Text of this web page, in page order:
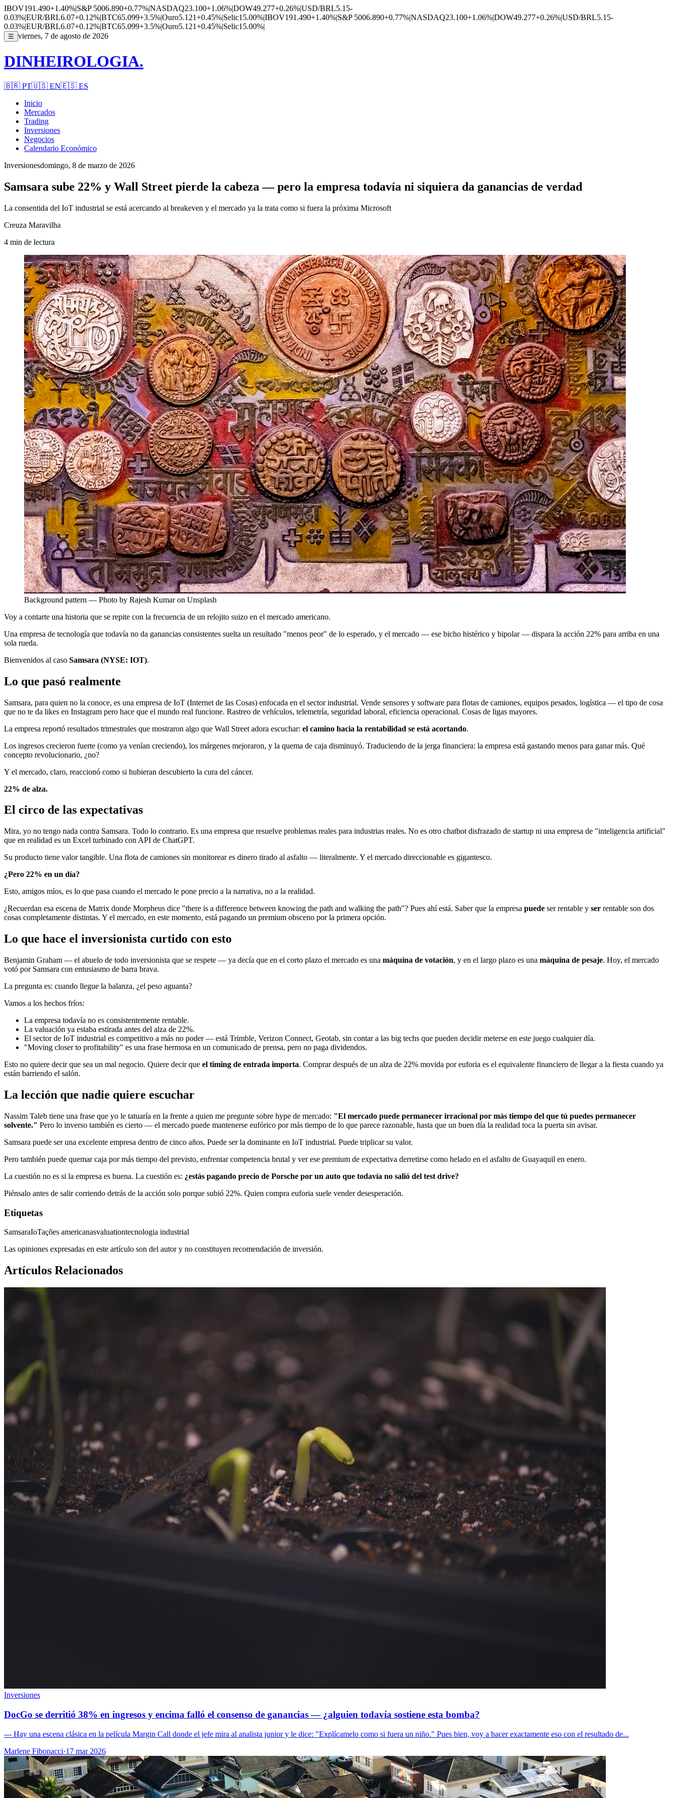
IBOV191.490+1.40%|S&P 5006.890+0.77%|NASDAQ23.100+1.06%|DOW49.277+0.26%|USD/BRL5.15-
0.03%|EUR/BRL6.07+0.12%|BTC65.099+3.5%|Ouro5.121+0.45%|Selic15.00%|IBOV191.490+1.40%|S&P 5006.890+0.77%|NASDAQ23.100+1.06%|DOW49.277+0.26%|USD/BRL5.15-
0.03%|EUR/BRL6.07+0.12%|BTC65.099+3.5%|Ouro5.121+0.45%|Selic15.00%|
☰ viernes, 7 de agosto de 2026
DINHEIROLOGIA.
🇧🇷 PT🇺🇸 EN🇪🇸 ES
Inicio
Mercados
Trading
Inversiones
Negocios
Calendario Económico
Inversionesdomingo, 8 de marzo de 2026
Samsara sube 22% y Wall Street pierde la cabeza — pero la empresa todavía ni siquiera da ganancias de verdad
La consentida del IoT industrial se está acercando al breakeven y el mercado ya la trata como si fuera la próxima Microsoft
Creuza Maravilha
4 min de lectura
Background pattern — Photo by Rajesh Kumar on Unsplash
Voy a contarte una historia que se repite con la frecuencia de un relojito suizo en el mercado americano.
Una empresa de tecnología que todavía no da ganancias consistentes suelta un resultado "menos peor" de lo esperado, y el mercado — ese bicho histérico y bipolar — dispara la acción 22% para arriba en una
sola rueda.
Bienvenidos al caso Samsara (NYSE: IOT).
Lo que pasó realmente
Samsara, para quien no la conoce, es una empresa de IoT (Internet de las Cosas) enfocada en el sector industrial. Vende sensores y software para flotas de camiones, equipos pesados, logística — el tipo de cosa
que no te da likes en Instagram pero hace que el mundo real funcione. Rastreo de vehículos, telemetría, seguridad laboral, eficiencia operacional. Cosas de ligas mayores.
La empresa reportó resultados trimestrales que mostraron algo que Wall Street adora escuchar: el camino hacia la rentabilidad se está acortando.
Los ingresos crecieron fuerte (como ya venían creciendo), los márgenes mejoraron, y la quema de caja disminuyó. Traduciendo de la jerga financiera: la empresa está gastando menos para ganar más. Qué
concepto revolucionario, ¿no?
Y el mercado, claro, reaccionó como si hubieran descubierto la cura del cáncer.
22% de alza.
El circo de las expectativas
Mira, yo no tengo nada contra Samsara. Todo lo contrario. Es una empresa que resuelve problemas reales para industrias reales. No es otro chatbot disfrazado de startup ni una empresa de "inteligencia artificial"
que en realidad es un Excel turbinado con API de ChatGPT.
Su producto tiene valor tangible. Una flota de camiones sin monitorear es dinero tirado al asfalto — literalmente. Y el mercado direccionable es gigantesco.
¿Pero 22% en un día?
Esto, amigos míos, es lo que pasa cuando el mercado le pone precio a la narrativa, no a la realidad.
¿Recuerdan esa escena de Matrix donde Morpheus dice "there is a difference between knowing the path and walking the path"? Pues ahí está. Saber que la empresa puede ser rentable y ser rentable son dos
cosas completamente distintas. Y el mercado, en este momento, está pagando un premium obsceno por la primera opción.
Lo que hace el inversionista curtido con esto
Benjamin Graham — el abuelo de todo inversionista que se respete — ya decía que en el corto plazo el mercado es una máquina de votación, y en el largo plazo es una máquina de pesaje. Hoy, el mercado
votó por Samsara con entusiasmo de barra brava.
La pregunta es: cuando llegue la balanza, ¿el peso aguanta?
Vamos a los hechos fríos:
La empresa todavía no es consistentemente rentable.
La valuación ya estaba estirada antes del alza de 22%.
El sector de IoT industrial es competitivo a más no poder — está Trimble, Verizon Connect, Geotab, sin contar a las big techs que pueden decidir meterse en este juego cualquier día.
"Moving closer to profitability" es una frase hermosa en un comunicado de prensa, pero no paga dividendos.
Esto no quiere decir que sea un mal negocio. Quiere decir que el timing de entrada importa. Comprar después de un alza de 22% movida por euforia es el equivalente financiero de llegar a la fiesta cuando ya
están barriendo el salón.
La lección que nadie quiere escuchar
Nassim Taleb tiene una frase que yo le tatuaría en la frente a quien me pregunte sobre hype de mercado: "El mercado puede permanecer irracional por más tiempo del que tú puedes permanecer
solvente." Pero lo inverso también es cierto — el mercado puede mantenerse eufórico por más tiempo de lo que parece razonable, hasta que un buen día la realidad toca la puerta sin avisar.
Samsara puede ser una excelente empresa dentro de cinco años. Puede ser la dominante en IoT industrial. Puede triplicar su valor.
Pero también puede quemar caja por más tiempo del previsto, enfrentar competencia brutal y ver ese premium de expectativa derretirse como helado en el asfalto de Guayaquil en enero.
La cuestión no es si la empresa es buena. La cuestión es: ¿estás pagando precio de Porsche por un auto que todavía no salió del test drive?
Piénsalo antes de salir corriendo detrás de la acción solo porque subió 22%. Quien compra euforia suele vender desesperación.
Etiquetas
SamsaraIoTações americanasvaluationtecnologia industrial
Las opiniones expresadas en este artículo son del autor y no constituyen recomendación de inversión.
Artículos Relacionados
Inversiones
DocGo se derritió 38% en ingresos y encima falló el consenso de ganancias — ¿alguien todavía sostiene esta bomba?
--- Hay una escena clásica en la película Margin Call donde el jefe mira al analista junior y le dice: "Explícamelo como si fuera un niño." Pues bien, voy a hacer exactamente eso con el resultado de...
Marlene Fibonacci·17 mar 2026